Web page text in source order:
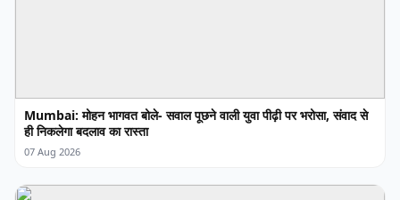
Mumbai: मोहन भागवत बोले- सवाल पूछने वाली युवा पीढ़ी पर भरोसा, संवाद से
ही निकलेगा बदलाव का रास्ता
07 Aug 2026